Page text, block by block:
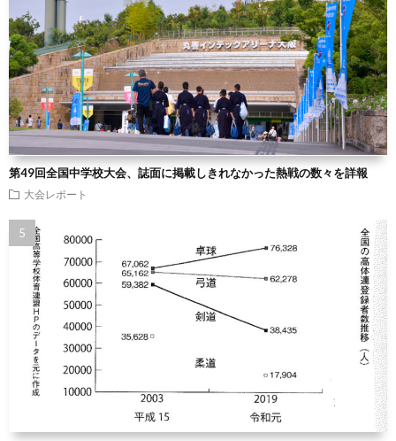
第49回全国中学校大会、誌面に掲載しきれなかった熱戦の数々を詳報
大会レポート